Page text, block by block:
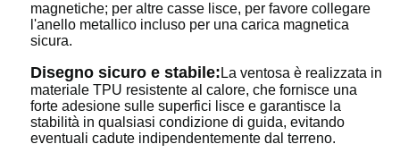
magnetiche; per altre casse lisce, per favore collegare
l'anello metallico incluso per una carica magnetica
sicura.
Disegno sicuro e stabile: La ventosa è realizzata in
materiale TPU resistente al calore, che fornisce una
forte adesione sulle superfici lisce e garantisce la
stabilità in qualsiasi condizione di guida, evitando
eventuali cadute indipendentemente dal terreno.